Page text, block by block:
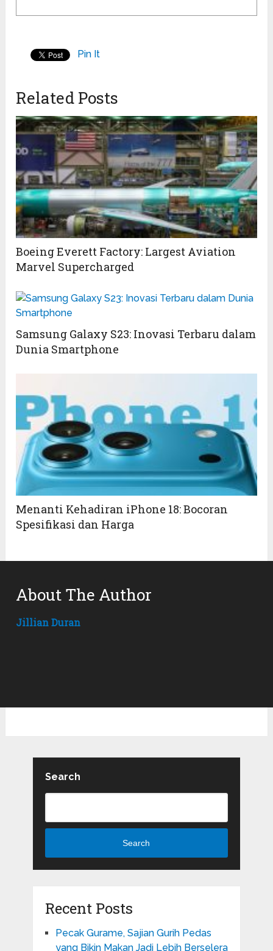
Pin It
Related Posts
Boeing Everett Factory: Largest Aviation
Marvel Supercharged
Samsung Galaxy S23: Inovasi Terbaru dalam
Dunia Smartphone
Menanti Kehadiran iPhone 18: Bocoran
Spesifikasi dan Harga
About The Author
Jillian Duran
Search
Search
Recent Posts
Pecak Gurame, Sajian Gurih Pedas
yang Bikin Makan Jadi Lebih Berselera